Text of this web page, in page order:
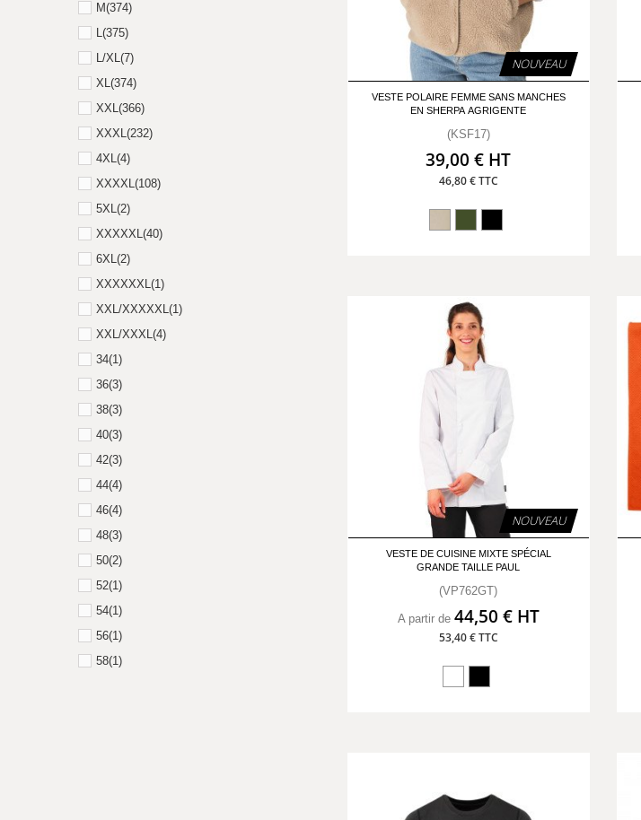
M(374)
L(375)
L/XL(7)
XL(374)
XXL(366)
XXXL(232)
4XL(4)
XXXXL(108)
5XL(2)
XXXXXL(40)
6XL(2)
XXXXXXL(1)
XXL/XXXXXL(1)
XXL/XXXL(4)
34(1)
36(3)
38(3)
40(3)
42(3)
44(4)
46(4)
48(3)
50(2)
52(1)
54(1)
56(1)
58(1)
NOUVEAU
VESTE POLAIRE FEMME SANS MANCHES
EN SHERPA AGRIGENTE
(KSF17)
39,00 € HT
46,80 € TTC
NOUVEAU
VESTE DE CUISINE MIXTE SPÉCIAL
GRANDE TAILLE PAUL
(VP762GT)
A partir de 44,50 € HT
53,40 € TTC